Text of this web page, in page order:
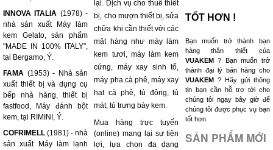
INNOVA ITALIA (1978) -
nhà sản xuất Máy làm
kem Gelato, sản phẩm
"MADE IN 100% ITALY",
tại Bergamo, Ý.
FAMA (1953) - Nhà sản
xuất thiết bị và dụng cụ
bếp nhà hàng, thiết bị
fastfood, Máy đánh bột
kem, tại RIMINI, Ý.
COFRIMELL (1981) - nhà
sản xuất Máy làm lạnh
lại. Dịch vụ cho thuê thiết
bị, cho mượn thiết bị, sửa
chữa khi cần thiết với các
mặt hàng như máy làm
kem tươi, máy làm kem
cứng, máy xay sinh tố,
máy pha cà phê, máy xay
hạt cà phê, tủ đông, tủ
mát, tủ trưng bày kem.
Mua hàng trực tuyến
(online) mang lại sự tiện
lợi, lựa chọn đa dạng
TỐT HƠN !
Bạn muốn trở thành bạn
hàng thân thiết của
VUAKEM
? Bạn muốn trở
thành đại lý bán hàng cho
VUAKEM
? Hãy gửi thông
tin bạn cần hỗ trợ tới cho
chúng tôi ngay bây giờ để
chúng tôi được phục vụ bạn
tốt hơn.
SẢN PHẨM MỚI